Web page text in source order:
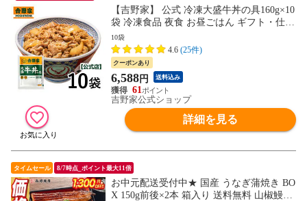
【吉野家】 公式 冷凍大盛牛丼の具160g×10
袋 冷凍食品 夜食 お昼ごはん ギフト・仕送
りにも！
10袋
4.6 (25件)
クーポンあり
6,588円 送料込み
61
吉野家公式ショップ
詳細を見る
タイムセール 8/7時点_ポイント最大11倍
お中元配送受付中★ 国産 うなぎ蒲焼き BO
X 150g前後×2本 箱入り 送料無料 山椒鰻た